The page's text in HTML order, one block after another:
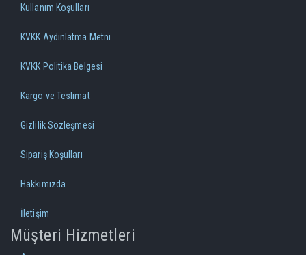
Kullanım Koşulları
KVKK Aydınlatma Metni
KVKK Politika Belgesi
Kargo ve Teslimat
Gizlilik Sözleşmesi
Sipariş Koşulları
Hakkımızda
İletişim
Müşteri Hizmetleri